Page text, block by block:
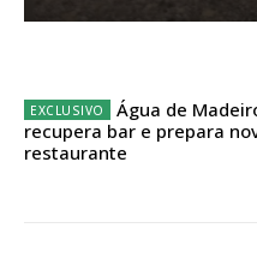
Escolha o plano
Água de
recupera bar e prepara
restaurante